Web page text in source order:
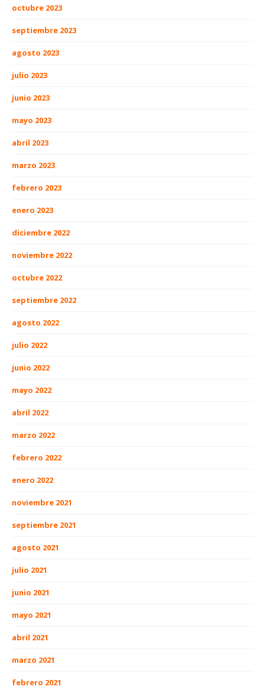
octubre 2023
septiembre 2023
agosto 2023
julio 2023
junio 2023
mayo 2023
abril 2023
marzo 2023
febrero 2023
enero 2023
diciembre 2022
noviembre 2022
octubre 2022
septiembre 2022
agosto 2022
julio 2022
junio 2022
mayo 2022
abril 2022
marzo 2022
febrero 2022
enero 2022
noviembre 2021
septiembre 2021
agosto 2021
julio 2021
junio 2021
mayo 2021
abril 2021
marzo 2021
febrero 2021